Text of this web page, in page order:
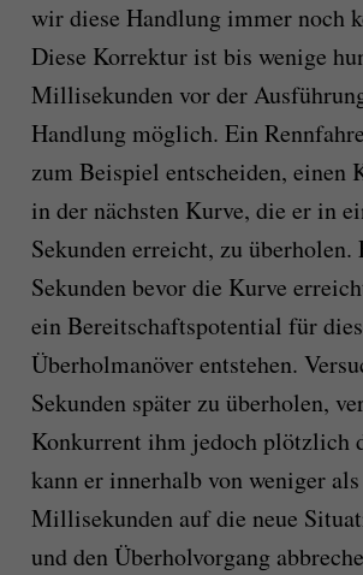
wir diese Handlung immer noch
Diese Korrektur ist bis wenige
Millisekunden vor der
Handlung möglich. Ein
zum Beispiel entscheiden, einen
in der nächsten Kurve, die er in
Sekunden erreicht, zu überholen.
Sekunden bevor die Kurve
ein Bereitschaftspotential für
Überholmanöver entstehen.
Sekunden später zu überholen,
Konkurrent ihm jedoch plötzlich
kann er innerhalb von weniger
Millisekunden auf die neue
und den Überholvorgang